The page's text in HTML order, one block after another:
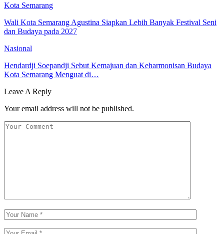
Kota Semarang
Wali Kota Semarang Agustina Siapkan Lebih Banyak Festival Seni
dan Budaya pada 2027
Nasional
Hendardji Soepandji Sebut Kemajuan dan Keharmonisan Budaya
Kota Semarang Menguat di…
Leave A Reply
Your email address will not be published.